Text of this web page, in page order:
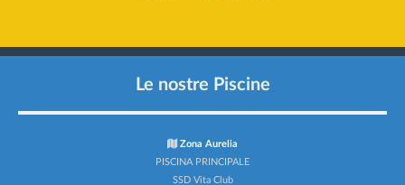
Le nostre Piscine
Zona Aurelia
PISCINA PRINCIPALE
SSD Vita Club